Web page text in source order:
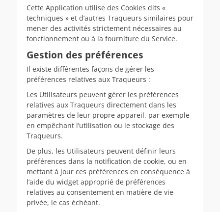
Cette Application utilise des Cookies dits «
techniques » et d’autres Traqueurs similaires pour
mener des activités strictement nécessaires au
fonctionnement ou à la fourniture du Service.
Gestion des préférences
Il existe différentes façons de gérer les
préférences relatives aux Traqueurs :
Les Utilisateurs peuvent gérer les préférences
relatives aux Traqueurs directement dans les
paramètres de leur propre appareil, par exemple
en empêchant l’utilisation ou le stockage des
Traqueurs.
De plus, les Utilisateurs peuvent définir leurs
préférences dans la notification de cookie, ou en
mettant à jour ces préférences en conséquence à
l’aide du widget approprié de préférences
relatives au consentement en matière de vie
privée, le cas échéant.